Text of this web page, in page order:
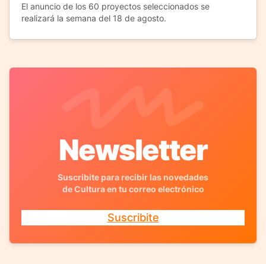
El anuncio de los 60 proyectos seleccionados se
realizará la semana del 18 de agosto.
Newsletter
Suscribite para recibir las novedades
de Cultura en tu correo electrónico
Suscribite